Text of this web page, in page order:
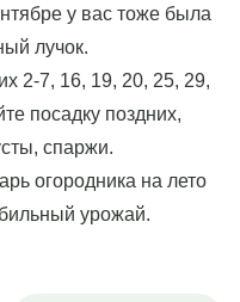
у вас тоже была
лучок.
2-7, 16, 19, 20, 25, 29,
посадку поздних,
спаржи.
огородника на лето
урожай.